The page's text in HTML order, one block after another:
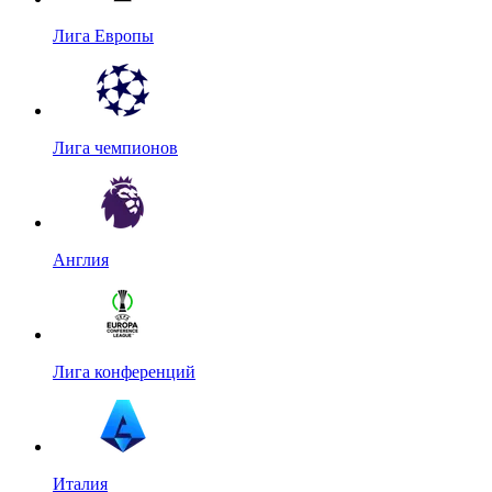
Лига Европы
Лига чемпионов
Англия
Лига конференций
Италия